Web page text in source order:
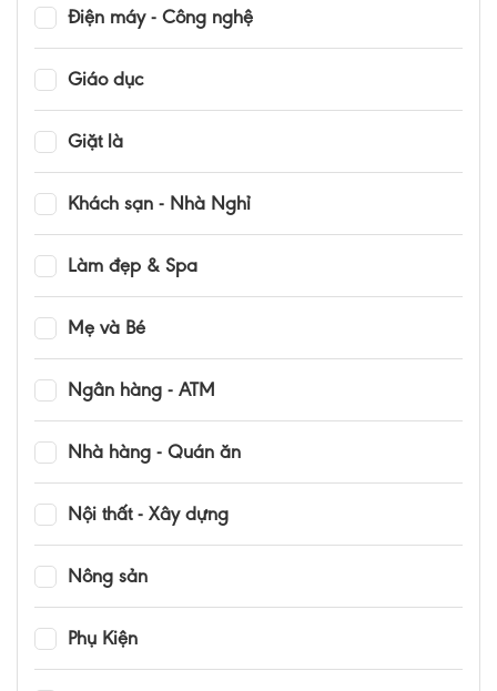
Điện máy - Công nghệ
Giáo dục
Giặt là
Khách sạn - Nhà Nghỉ
Làm đẹp & Spa
Mẹ và Bé
Ngân hàng - ATM
Nhà hàng - Quán ăn
Nội thất - Xây dựng
Nông sản
Phụ Kiện